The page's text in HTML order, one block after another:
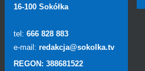
16-100 Sokółka
tel: 666 828 883
e-mail: redakcja@sokolka.tv
REGON: 388681522